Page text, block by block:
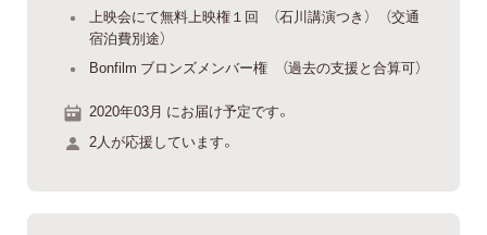
上映会にて無料上映権１回 （石川講演つき） （交通
宿泊費別途）
Bonfilm ブロンズメンバー権 （過去の支援と合算可）
2020年03月 にお届け予定です。
2人が応援しています。